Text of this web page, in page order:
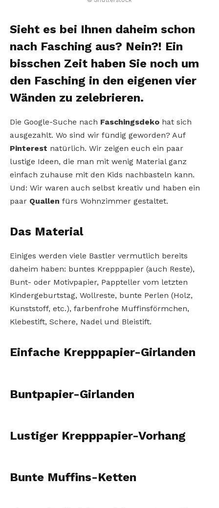
Sieht es bei Ihnen daheim schon
nach Fasching aus? Nein?! Ein
bisschen Zeit haben Sie noch um
den Fasching in den eigenen vier
Wänden zu zelebrieren.
Die Google-Suche nach Faschingsdeko hat sich
ausgezahlt. Wo sind wir fündig geworden? Auf
Pinterest natürlich. Wir zeigen euch ein paar
lustige Ideen, die man mit wenig Material ganz
einfach zuhause mit den Kids nachbasteln kann.
Und: Wir waren auch selbst kreativ und haben ein
paar Quallen fürs Wohnzimmer gestaltet.
Das Material
Einiges werden viele Bastler vermutlich bereits
daheim haben: buntes Krepppapier (auch Reste),
Bunt- oder Motivpapier, Pappteller vom letzten
Kindergeburtstag, Wollreste, bunte Perlen (Holz,
Kunststoff, etc.), farbenfrohe Muffinsförmchen,
Klebestift, Schere, Nadel und Bleistift.
Einfache Krepppapier-Girlanden
Buntpapier-Girlanden
Lustiger Krepppapier-Vorhang
Bunte Muffins-Ketten